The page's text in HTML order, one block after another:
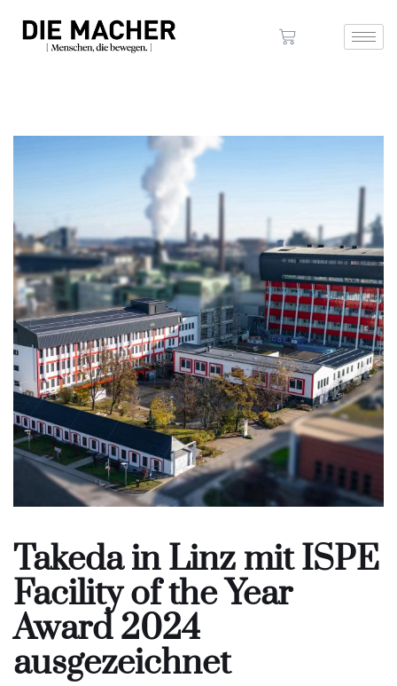
Takeda in Linz mit ISPE
Facility of the Year
Award 2024
ausgezeichnet